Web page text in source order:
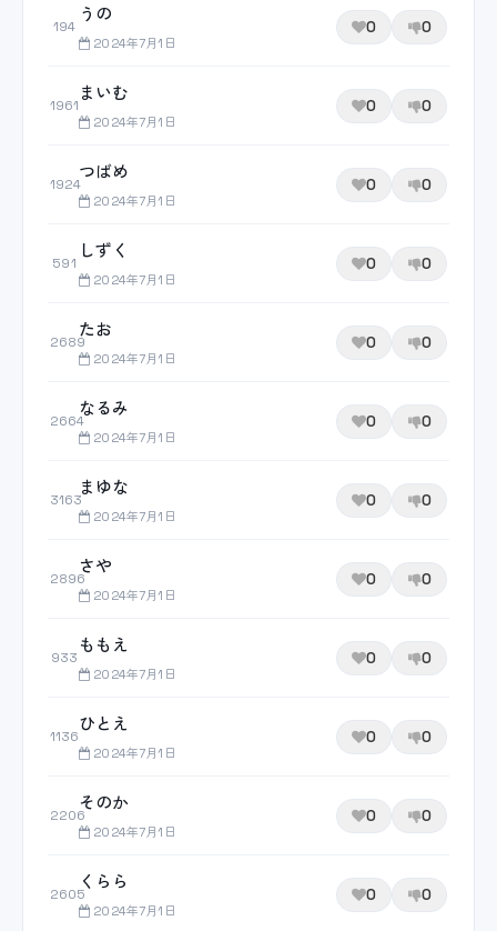
194
うの
2024年7月1日
0 0
1961
まいむ
2024年7月1日
0 0
1924
つばめ
2024年7月1日
0 0
591
しずく
2024年7月1日
0 0
2689
たお
2024年7月1日
0 0
2664
なるみ
2024年7月1日
0 0
3163
まゆな
2024年7月1日
0 0
2896
さや
2024年7月1日
0 0
933
ももえ
2024年7月1日
0 0
1136
ひとえ
2024年7月1日
0 0
2206
そのか
2024年7月1日
0 0
2605
くらら
2024年7月1日
0 0